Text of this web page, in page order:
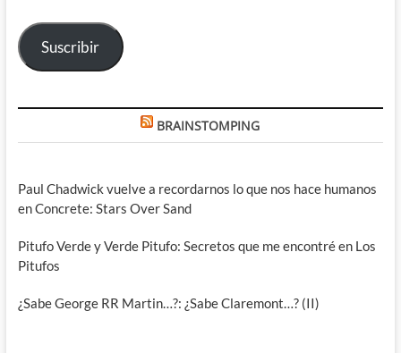
electrónico
Suscribir
BRAINSTOMPING
Paul Chadwick vuelve a recordarnos lo que nos hace humanos
en Concrete: Stars Over Sand
Pitufo Verde y Verde Pitufo: Secretos que me encontré en Los
Pitufos
¿Sabe George RR Martin…?: ¿Sabe Claremont…? (II)